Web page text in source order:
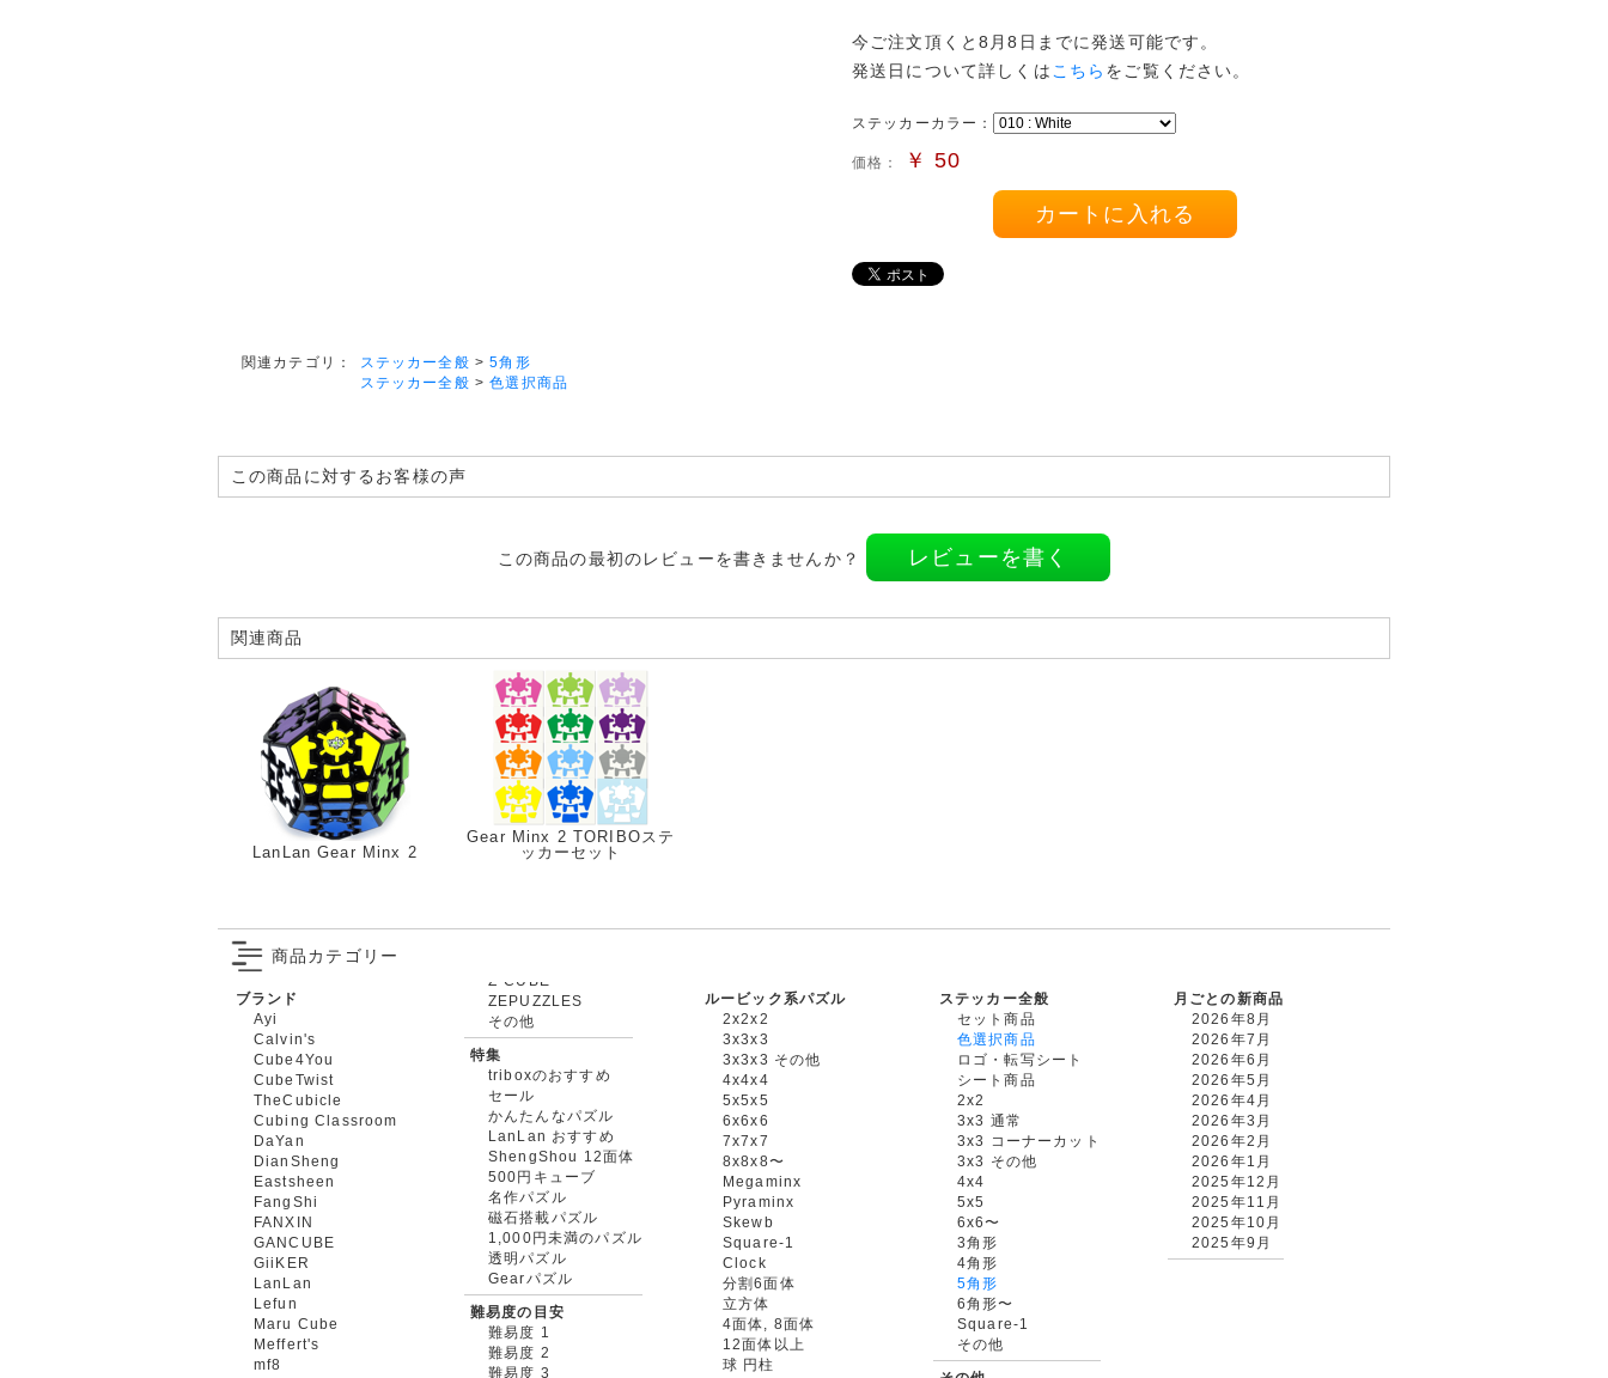
今ご注文頂くと8月8日までに発送可能です。
発送日について詳しくは こちら をご覧ください。
ステッカーカラー：
価格： ￥ 50
カートに入れる
関連カテゴリ： ステッカー全般 >5角形
ステッカー全般 >色選択商品
この商品に対するお客様の声
この商品の最初のレビューを書きませんか？ レビューを書く
関連商品
LanLan Gear Minx 2
Gear Minx 2 TORIBOステ
ッカーセット
商品カテゴリー
ブランド
Ayi
Calvin's
Cube4You
CubeTwist
TheCubicle
Cubing Classroom
DaYan
DianSheng
Eastsheen
FangShi
FANXIN
GANCUBE
GiiKER
LanLan
Lefun
Maru Cube
Meffert's
mf8
ZEPUZZLES
その他
特集
triboxのおすすめ
セール
かんたんなパズル
LanLan おすすめ
ShengShou 12面体
500円キューブ
名作パズル
磁石搭載パズル
1,000円未満のパズル
透明パズル
Gearパズル
難易度の目安
難易度 1
難易度 2
難易度 3
ルービック系パズル
2x2x2
3x3x3
3x3x3 その他
4x4x4
5x5x5
6x6x6
7x7x7
8x8x8〜
Megaminx
Pyraminx
Skewb
Square-1
Clock
分割6面体
立方体
4面体, 8面体
12面体以上
球 円柱
ステッカー全般
セット商品
色選択商品
ロゴ・転写シート
シート商品
2x2
3x3 通常
3x3 コーナーカット
3x3 その他
4x4
5x5
6x6〜
3角形
4角形
5角形
6角形〜
Square-1
その他
月ごとの新商品
2026年8月
2026年7月
2026年6月
2026年5月
2026年4月
2026年3月
2026年2月
2026年1月
2025年12月
2025年11月
2025年10月
2025年9月